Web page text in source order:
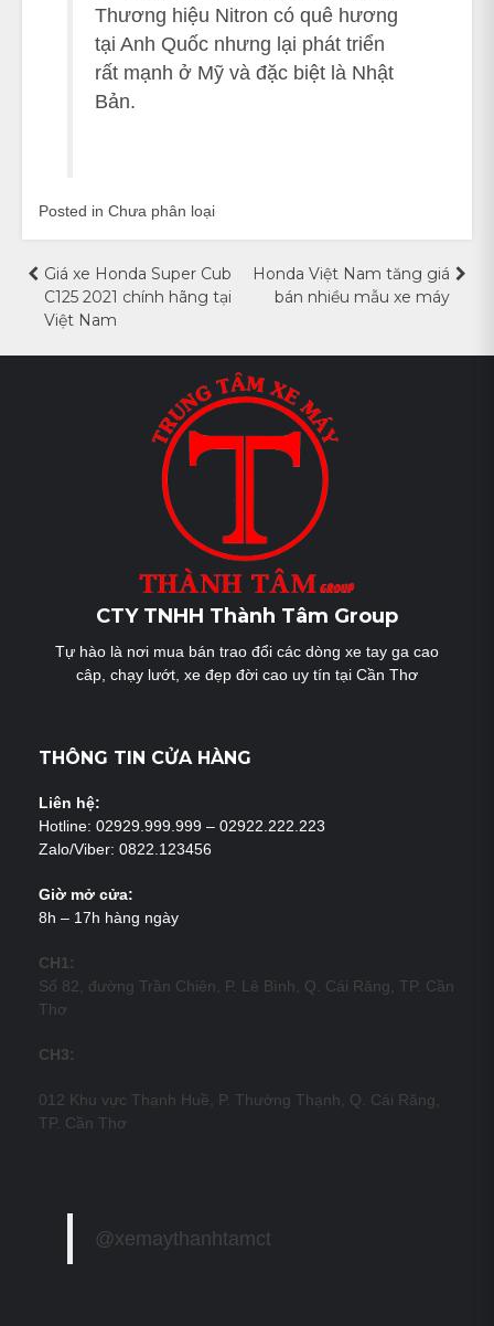
Thương hiệu Nitron có quê hương
tại Anh Quốc nhưng lại phát triển
rất mạnh ở Mỹ và đặc biệt là Nhật
Bản.
Posted in Chưa phân loại
Điều
hướng
bài
Giá xe Honda Super Cub
C125 2021 chính hãng tại
Việt Nam
Honda Việt Nam tăng giá
bán nhiều mẫu xe máy
CTY TNHH Thành Tâm Group
Tự hào là nơi mua bán trao đổi các dòng xe tay ga cao
câp, chạy lướt, xe đẹp đời cao uy tín tại Cần Thơ
THÔNG TIN CỬA HÀNG
Liên hệ:
Hotline: 02929.999.999 – 02922.222.223
Zalo/Viber: 0822.123456
Giờ mở cửa:
8h – 17h hàng ngày
CH1:
Số 82, đường Trần Chiên, P. Lê Bình, Q. Cái Răng, TP. Cần
Thơ
CH3:
012 Khu vực Thạnh Huề, P. Thường Thạnh, Q. Cái Răng,
TP. Cần Thơ
@xemaythanhtamct